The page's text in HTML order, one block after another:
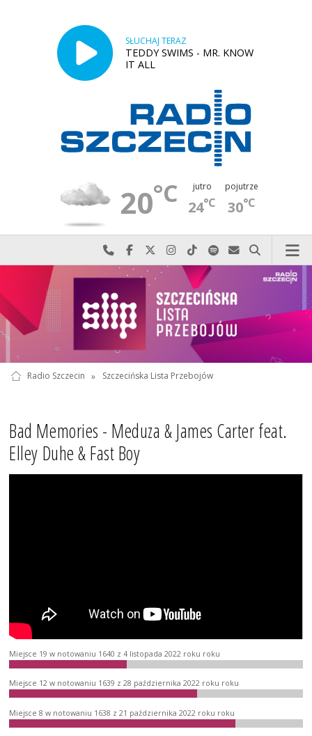
SŁUCHAJ TERAZ
TEDDY SWIMS - MR. KNOW
IT ALL
20°C jutro
24°C
pojutrze
30°C
Najlepiej po prostu do nas zadzwoń
Odwiedź nas na Facebook-u
Odwiedź nas na X
Odwiedź nas na Instagram-ie
Odwiedź nas na TikTok-u
Szukaj nas na Spotify
Wyślij do nas
Szukaj
Radio Szczecin » Szczecińska Lista Przebojów
Bad Memories - Meduza & James Carter feat.
Elley Duhe & Fast Boy
Miejsce 19 w notowaniu 1640 z 4 listopada 2022 roku roku
Miejsce 12 w notowaniu 1639 z 28 października 2022 roku roku
Miejsce 8 w notowaniu 1638 z 21 października 2022 roku roku